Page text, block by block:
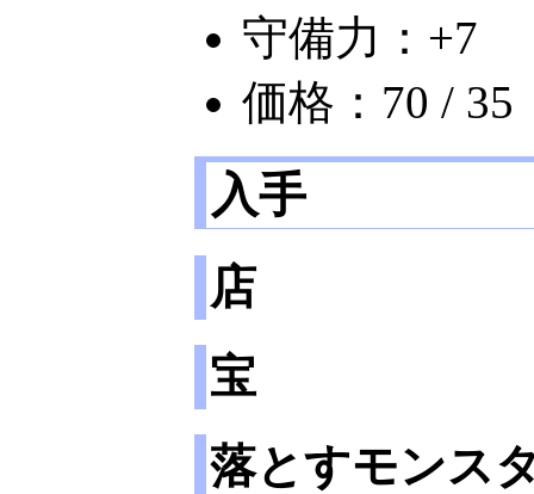
守備力：+7
価格：70 / 35
入手
店
宝
落とすモンス